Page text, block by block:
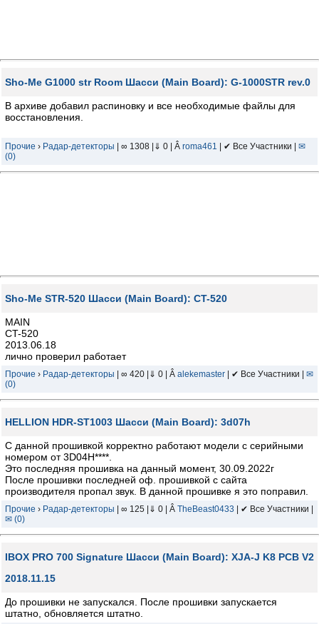
Sho-Me G1000 str Room Шасси (Main Board): G-1000STR rev.0
В архиве добавил распиновку и все необходимые файлы для
восстановления.
Прочие › Радар-детекторы | ∞ 1308 |⇓ 0 | Â roma461 | ✔ Все Участники | ✉
(0)
Sho-Me STR-520 Шасси (Main Board): CT-520
MAIN
CT-520
2013.06.18
лично проверил работает
Прочие › Радар-детекторы | ∞ 420 |⇓ 0 | Â alekemaster | ✔ Все Участники | ✉
(0)
HELLION HDR-ST1003 Шасси (Main Board): 3d07h
С данной прошивкой корректно работают модели с серийными
номером от 3D04H****.
Это последняя прошивка на данный момент, 30.09.2022г
После прошивки последней оф. прошивкой с сайта
производителя пропал звук. В данной прошивке я это поправил.
Прочие › Радар-детекторы | ∞ 125 |⇓ 0 | Â TheBeast0433 | ✔ Все Участники |
✉ (0)
IBOX PRO 700 Signature Шасси (Main Board): XJA-J K8 PCB V2
2018.11.15
До прошивки не запускался. После прошивки запускается
штатно, обновляется штатно.